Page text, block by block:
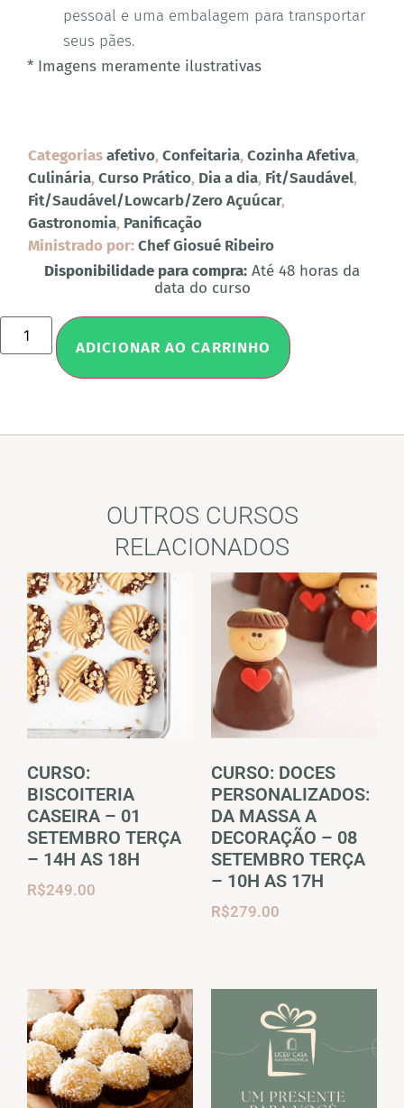
pessoal e uma embalagem para transportar
seus pães.
* Imagens meramente ilustrativas
Categoriasafetivo,Confeitaria,Cozinha Afetiva,
Culinária,Curso Prático, Dia a dia, Fit/Saudável,
Fit/Saudável/Lowcarb/Zero Açuúcar,
Gastronomia, Panificação
Ministrado por:Chef Giosué Ribeiro
Disponibilidade para compra: Até 48 horas da
data do curso
ADICIONAR AO CARRINHO
OUTROS CURSOS
RELACIONADOS
CURSO:
BISCOITERIA
CASEIRA – 01
SETEMBRO TERÇA
– 14H AS 18H
R$249.00
CURSO: DOCES
PERSONALIZADOS:
DA MASSA A
DECORAÇÃO – 08
SETEMBRO TERÇA
– 10H AS 17H
R$279.00